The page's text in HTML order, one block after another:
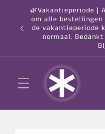
naar de
content
🌿Vakantieperiode |
om alle
de vakantieperiode
normaal.